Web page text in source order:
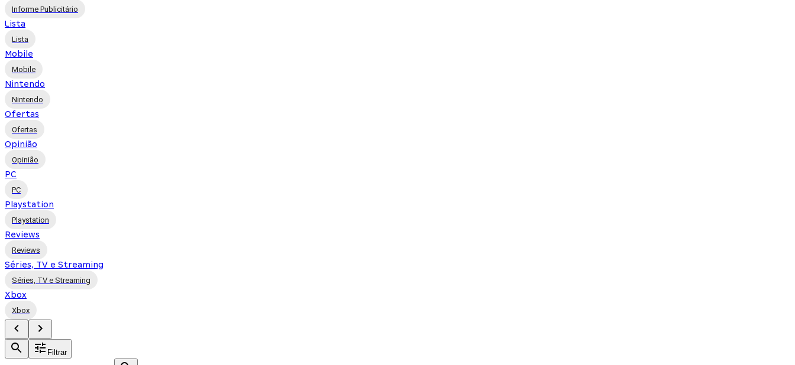
Informe Publicitário
Lista
Lista
Mobile
Mobile
Nintendo
Nintendo
Ofertas
Ofertas
Opinião
Opinião
PC
PC
Playstation
Playstation
Reviews
Reviews
Séries, TV e Streaming
Séries, TV e Streaming
Xbox
Xbox
Filtrar